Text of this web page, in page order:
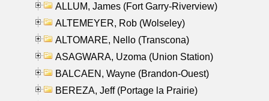
ALLUM, James (Fort Garry-Riverview)
ALTEMEYER, Rob (Wolseley)
ALTOMARE, Nello (Transcona)
ASAGWARA, Uzoma (Union Station)
BALCAEN, Wayne (Brandon-Ouest)
BEREZA, Jeff (Portage la Prairie)